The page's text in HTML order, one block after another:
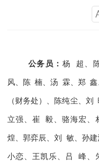
公务员： 杨 超、
风、陈 楠、汤 霖、郑 鑫
（财务处）、陈纯尘、刘
立强、崔 毅、骆海宏、
煌、郭弈辰、刘 敏、孙
小恋、王凯乐、吕 峰、